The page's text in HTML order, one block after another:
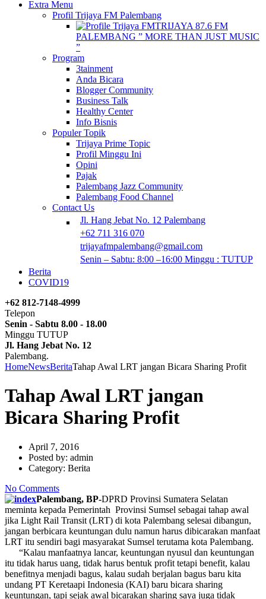
Extra Menu
Profil Trijaya FM Palembang
TRIJAYA 87.6 FM
PALEMBANG ” MORE THAN JUST MUSIC
”
Program
3tainment
Anda Bicara
Blogger Community
Business Talk
Healthy Center
Info Bisnis
Populer Topik
Trijaya Prime Topic
Profil Minggu Ini
Opini
Pajak
Palembang Jazz Community
Palembang Food Channel
Contact Us
Jl. Hang Jebat No. 12 Palembang
+62 711 316 070
trijayafmpalembang@gmail.com
Senin – Sabtu: 8:00 –16:00 Minggu : TUTUP
Berita
COVID19
+62 812-7148-4999
Telepon
Senin - Sabtu 8.00 - 18.00
Minggu TUTUP
Jl. Hang Jebat No. 12
Palembang.
HomeNewsBeritaTahap Awal LRT jangan Bicara Sharing Profit
Tahap Awal LRT jangan
Bicara Sharing Profit
April 7, 2016
Posted by: admin
Category: Berita
No Comments
Palembang, BP-DPRD Provinsi Sumatera Selatan
meminta kepada Pemerintah Provinsi Sumsel sebagai tahap awal
jika Light Rail Transit (LRT) di kota Palembang selesai dibangun,
jangan berbicara keuntungan dulu namun harus dibicarakan manfaat
LRT itu sendiri bagi masyarakat Sumsel terutama kota Palembang.
“Kalau manfaatnya lancar, keuntungan nyusul dan keuntungan
itu tidak harus uang, tidak harus bentuk profit tetapi benefit, kalau
benefitnya menjadi bagus, kalau sudah berjalan bagus baru kita
undang PT Keretaapi Indonesia (KAI) baru bicara sharing
keuntungan, tapi sejak awal bicarakan sharing saya juga tidak